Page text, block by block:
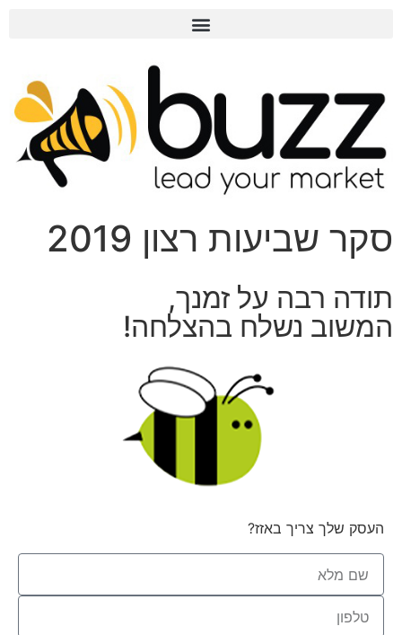
סקר שביעות רצון 2019
תודה רבה על זמנך,
המשוב נשלח בהצלחה!
העסק שלך צריך באזז?